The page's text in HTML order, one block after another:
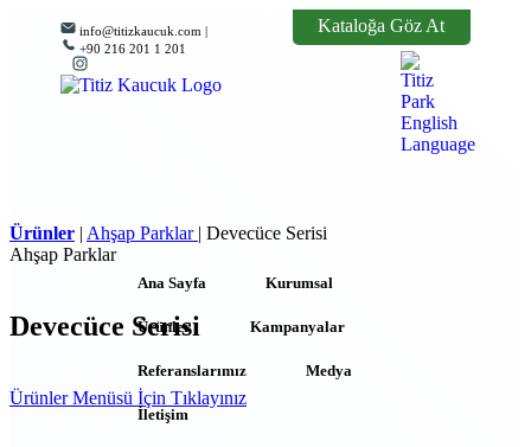
info@titizkaucuk.com |
+90 216 201 1 201
Kataloğa Göz At
Ana Sayfa Kurumsal
Ürünler Kampanyalar
Referanslarımız Medya
İletişim
Ürünler | Ahşap Parklar | Devecüce Serisi
Ahşap Parklar
Devecüce Serisi
Ürünler Menüsü İçin Tıklayınız